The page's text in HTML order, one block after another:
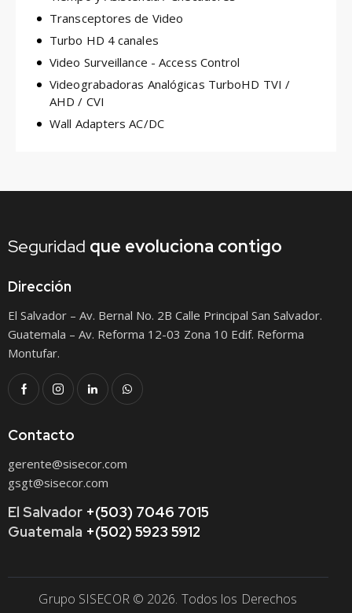
Transceptores de Video
Turbo HD 4 canales
Video Surveillance - Access Control
Videograbadoras Analógicas TurboHD TVI /
AHD / CVI
Wall Adapters AC/DC
Seguridad que evoluciona contigo
Dirección
El Salvador – Av. Bernal No. 2B Calle Principal San Salvador.
Guatemala – Av. Reforma 12-03 Zona 10 Edif. Reforma
Montufar.
Contacto
gerente@sisecor.com
gsgt@sisecor.com
El Salvador +(503) 7046 7015
Guatemala +(502) 5923 5912
Grupo SISECOR © 2026. Todos los Derechos